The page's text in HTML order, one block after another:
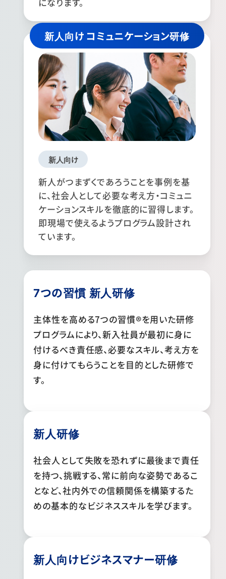
新人向け コミュニケーション研修
新人向け
新人がつまずくであろうことを事例を基
に、社会人として必要な考え方・コミュニ
ケーションスキルを徹底的に習得します。
即現場で使えるようプログラム設計され
ています。
7つの習慣 新人研修
主体性を高める7つの習慣®を用いた研修
プログラムにより、新入社員が最初に身に
付けるべき責任感、必要なスキル、考え方を
身に付けてもらうことを目的とした研修で
す。
新人研修
社会人として失敗を恐れずに最後まで責任
を持つ、挑戦する、常に前向な姿勢であるこ
となど、社内外での信頼関係を構築するた
めの基本的なビジネススキルを学びます。
新人向けビジネスマナー研修